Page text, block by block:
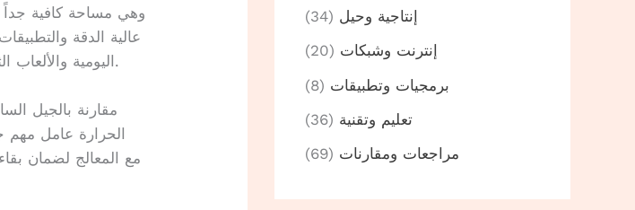
عالية الدقة
اليومية والألعاب الثقيلة بكفاءة عالية، ولا يوجد تقطيع ملحوظ في الاستخدام العادي.
مقارنة بالجيل
الحرارة عامل مهم
مع المعالج لضمان
إنتاجية وحيل (34)
إنترنت وشبكات (20)
برمجيات وتطبيقات (8)
تعليم وتقنية (36)
مراجعات ومقارنات (69)